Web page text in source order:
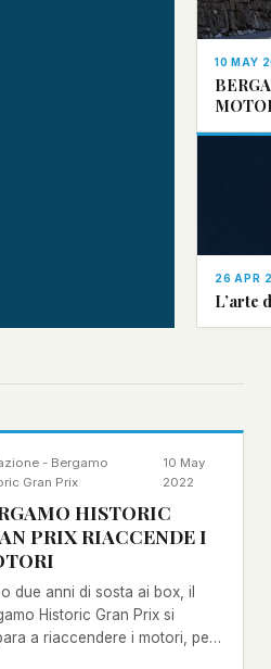
10 MAY
26 APR
L’arte
- Bergamo
Gran Prix
·
10 May
2022
HISTORIC
PRIX RIACCENDE I
due anni di sosta ai box, il
Historic Gran Prix si
a riaccendere i motori, per